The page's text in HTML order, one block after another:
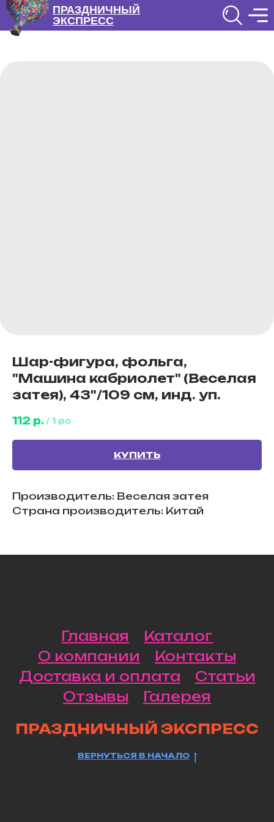
ПРАЗДНИЧНЫЙ
ЭКСПРЕСС
Шар-фигура, фольга,
"Машина кабриолет" (Веселая
затея), 43"/109 см, инд. уп.
112 р. / 1 pc
КУПИТЬ
Производитель: Веселая затея
Страна производитель: Китай
Главная
Каталог
О компании
Контакты
Доставка и оплата
Статьи
Отзывы
Галерея
ПРАЗДНИЧНЫЙ ЭКСПРЕСС
ВЕРНУТЬСЯ В НАЧАЛО